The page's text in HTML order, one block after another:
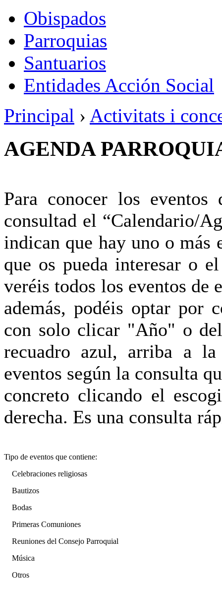
Obispados
Parroquias
Santuarios
Entidades Acción Social
Principal › Activitats i
AGENDA
Para conocer los
consultad el “Calendario/
indican que hay uno o más
que os pueda interesar o
veréis todos los eventos de
además, podéis optar por
con solo clicar "Año" o
recuadro azul, arriba a
eventos según la consulta
concreto clicando el
derecha. Es una consulta
Tipo de eventos que contiene:
Celebraciones religiosas
Bautizos
Bodas
Primeras Comuniones
Reuniones del Consejo Parroquial
Música
Otros